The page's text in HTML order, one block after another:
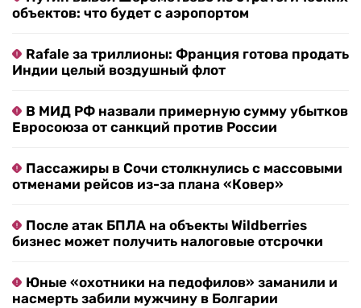
объектов: что будет с аэропортом
Rafale за триллионы: Франция готова продать
Индии целый воздушный флот
В МИД РФ назвали примерную сумму убытков
Евросоюза от санкций против России
Пассажиры в Сочи столкнулись с массовыми
отменами рейсов из-за плана «Ковер»
После атак БПЛА на объекты Wildberries
бизнес может получить налоговые отсрочки
Юные «охотники на педофилов» заманили и
насмерть забили мужчину в Болгарии